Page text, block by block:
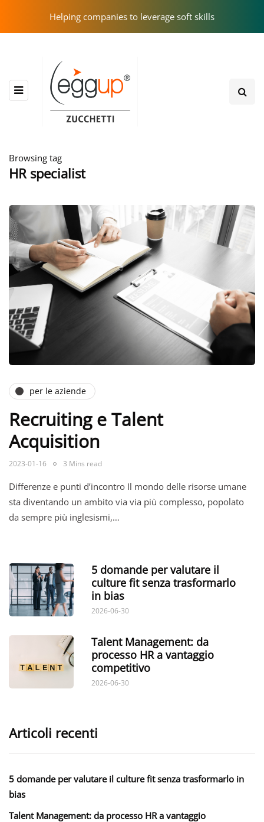
Helping companies to leverage soft skills
Browsing tag
HR specialist
per le aziende
Recruiting e Talent
Acquisition
2023-01-16 3 Mins read
Differenze e punti d’incontro Il mondo delle risorse umane
sta diventando un ambito via via più complesso, popolato
da sempre più inglesismi,…
5 domande per valutare il
culture fit senza trasformarlo
in bias
2026-06-30
Talent Management: da
processo HR a vantaggio
competitivo
2026-06-30
Articoli recenti
5 domande per valutare il culture fit senza trasformarlo in
bias
Talent Management: da processo HR a vantaggio